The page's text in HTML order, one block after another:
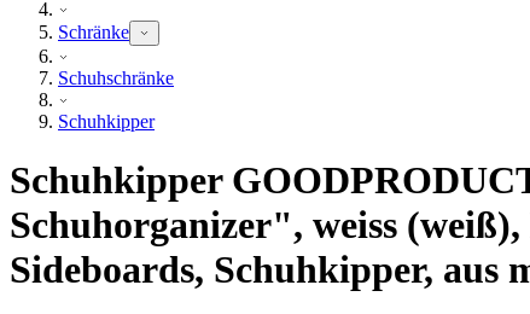
Schränke
Schuhschränke
Schuhkipper
Schuhkipper
Schuhorganizer", weiss
Sideboards, Schuhkipper, aus